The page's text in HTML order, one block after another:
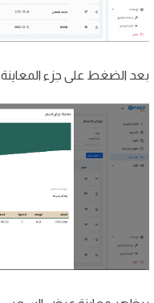
بعد الضغط على جزء المعاينة